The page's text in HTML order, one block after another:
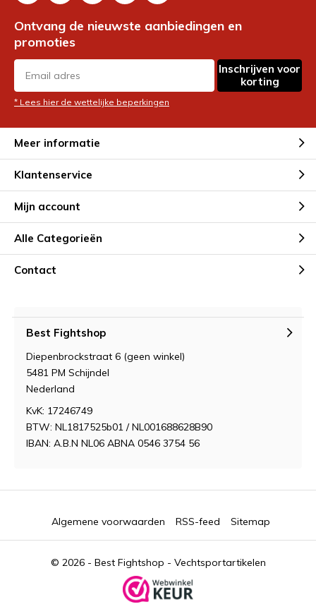
Ontvang de nieuwste aanbiedingen en
promoties
Inschrijven voor
korting
* Lees hier de wettelijke beperkingen
Meer informatie
Klantenservice
Mijn account
Alle Categorieën
Contact
Best Fightshop
Diepenbrockstraat 6 (geen winkel)
5481 PM Schijndel
Nederland
KvK: 17246749
BTW: NL1817525b01 / NL001688628B90
IBAN: A.B.N NL06 ABNA 0546 3754 56
© 2026 - Best Fightshop - Vechtsportartikelen
Algemene voorwaarden RSS-feed Sitemap